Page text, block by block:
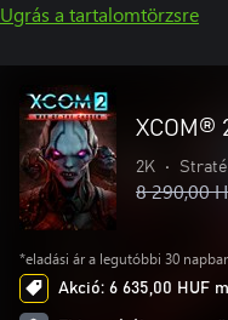
Ugrás a tartalomtörzsre
XCOM®
2K •
8 290,00
*eladási ár a legutóbbi 30
Akció: 6 635,00 HUF